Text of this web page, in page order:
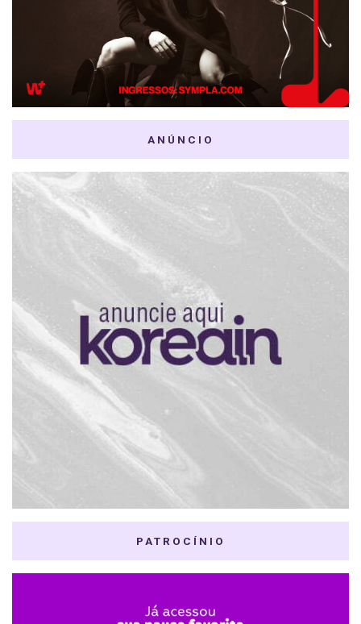
ANÚNCIO
PATROCÍNIO